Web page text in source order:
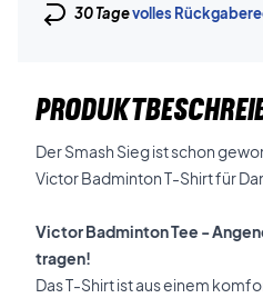
30 Tagevolles
Der Smash Sieg ist schon
Victor Badminton T-Shirt für
Victor Badminton Tee -
tragen!
Das T-Shirt ist aus einem